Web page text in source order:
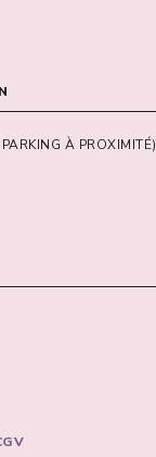
À PROXIMITÉ)